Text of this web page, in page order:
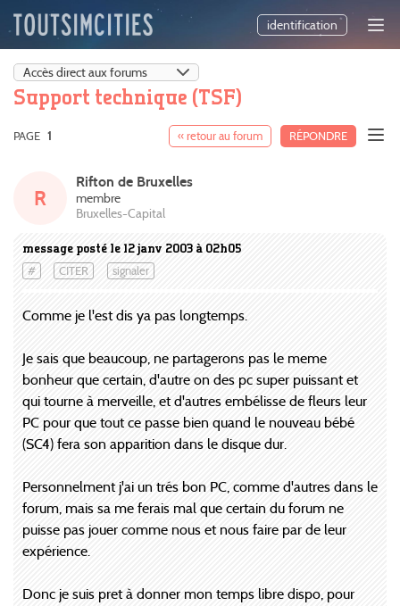
identification
Support technique (TSF)
« retour au forum RÉPONDRE
PAGE 1
message posté le 12 janv 2003 à 02h05
# CITER signaler
R
Rifton de Bruxelles
membre
Bruxelles-Capital
Comme je l'est dis ya pas longtemps.
Je sais que beaucoup, ne partagerons pas le meme
bonheur que certain, d'autre on des pc super puissant et
qui tourne à merveille, et d'autres embélisse de fleurs leur
PC pour que tout ce passe bien quand le nouveau bébé
(SC4) fera son apparition dans le disque dur.
Personnelment j'ai un trés bon PC, comme d'autres dans le
forum, mais sa me ferais mal que certain du forum ne
puisse pas jouer comme nous et nous faire par de leur
expérience.
Donc je suis pret à donner mon temps libre dispo, pour